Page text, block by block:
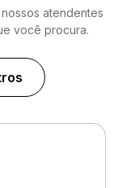
atendentes
você procura.